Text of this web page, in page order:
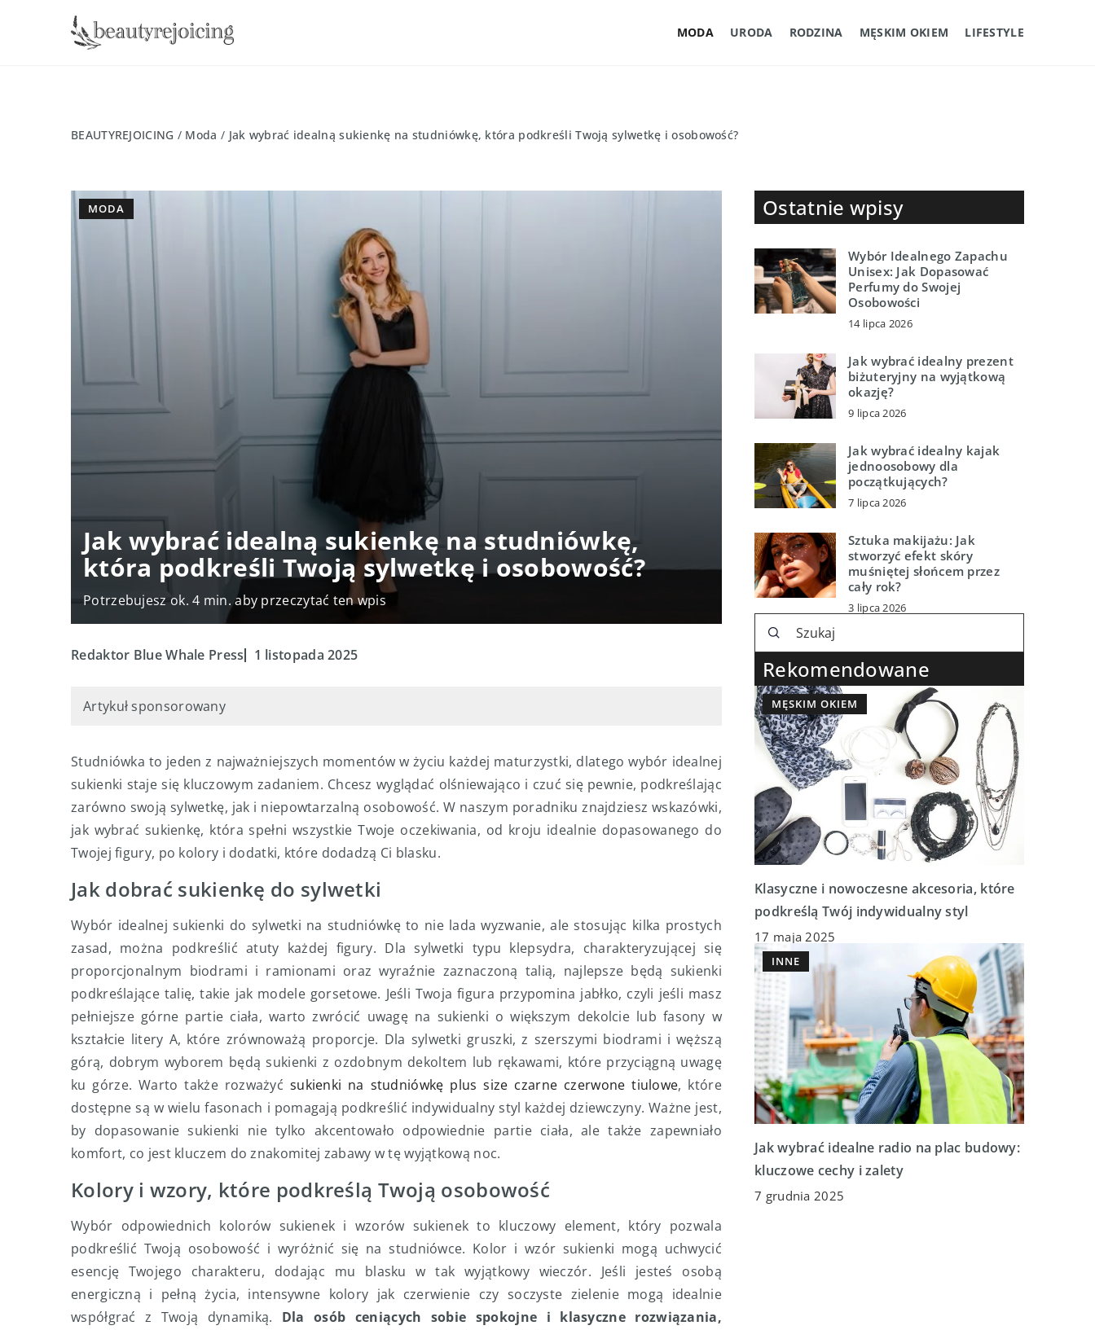
MODA URODA RODZINA MĘSKIM OKIEM LIFESTYLE
BEAUTYREJOICING / Moda / Jak wybrać idealną sukienkę na studniówkę, która podkreśli Twoją sylwetkę i osobowość?
Jak wybrać idealną sukienkę na studniówkę,
która podkreśli Twoją sylwetkę i osobowość?
Potrzebujesz ok. 4 min. aby przeczytać ten wpis
MODA
Redaktor Blue Whale Press 1 listopada 2025
Artykuł sponsorowany
Studniówka to jeden z najważniejszych momentów w życiu każdej maturzystki, dlatego wybór idealnej
sukienki staje się kluczowym zadaniem. Chcesz wyglądać olśniewająco i czuć się pewnie, podkreślając
zarówno swoją sylwetkę, jak i niepowtarzalną osobowość. W naszym poradniku znajdziesz wskazówki,
jak wybrać sukienkę, która spełni wszystkie Twoje oczekiwania, od kroju idealnie dopasowanego do
Twojej figury, po kolory i dodatki, które dodadzą Ci blasku.
Jak dobrać sukienkę do sylwetki
Wybór idealnej sukienki do sylwetki na studniówkę to nie lada wyzwanie, ale stosując kilka prostych
zasad, można podkreślić atuty każdej figury. Dla sylwetki typu klepsydra, charakteryzującej się
proporcjonalnym biodrami i ramionami oraz wyraźnie zaznaczoną talią, najlepsze będą sukienki
podkreślające talię, takie jak modele gorsetowe. Jeśli Twoja figura przypomina jabłko, czyli jeśli masz
pełniejsze górne partie ciała, warto zwrócić uwagę na sukienki o większym dekolcie lub fasony w
kształcie litery A, które zrównoważą proporcje. Dla sylwetki gruszki, z szerszymi biodrami i węższą
górą, dobrym wyborem będą sukienki z ozdobnym dekoltem lub rękawami, które przyciągną uwagę
ku górze. Warto także rozważyć sukienki na studniówkę plus size czarne czerwone tiulowe, które
dostępne są w wielu fasonach i pomagają podkreślić indywidualny styl każdej dziewczyny. Ważne jest,
by dopasowanie sukienki nie tylko akcentowało odpowiednie partie ciała, ale także zapewniało
komfort, co jest kluczem do znakomitej zabawy w tę wyjątkową noc.
Kolory i wzory, które podkreślą Twoją osobowość
Wybór odpowiednich kolorów sukienek i wzorów sukienek to kluczowy element, który pozwala
podkreślić Twoją osobowość i wyróżnić się na studniówce. Kolor i wzór sukienki mogą uchwycić
esencję Twojego charakteru, dodając mu blasku w tak wyjątkowy wieczór. Jeśli jesteś osobą
energiczną i pełną życia, intensywne kolory jak czerwienie czy soczyste zielenie mogą idealnie
współgrać z Twoją dynamiką. Dla osób ceniących sobie spokojne i klasyczne rozwiązania,
Ostatnie wpisy
Wybór Idealnego Zapachu
Unisex: Jak Dopasować
Perfumy do Swojej
Osobowości
14 lipca 2026
Jak wybrać idealny prezent
biżuteryjny na wyjątkową
okazję?
9 lipca 2026
Jak wybrać idealny kajak
jednoosobowy dla
początkujących?
7 lipca 2026
Sztuka makijażu: Jak
stworzyć efekt skóry
muśniętej słońcem przez
cały rok?
3 lipca 2026
Rekomendowane
MĘSKIM OKIEM
Klasyczne i nowoczesne akcesoria, które
podkreślą Twój indywidualny styl
17 maja 2025
INNE
Jak wybrać idealne radio na plac budowy:
kluczowe cechy i zalety
7 grudnia 2025